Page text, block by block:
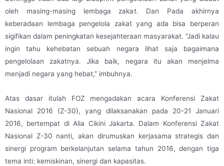
oleh masing-masing lembaga zakat. Dan Pada akhirnya
keberadaan lembaga pengelola zakat yang ada bisa berperan
sigifikan dalam peningkatan kesejahteraan masyarakat. “Jadi kalau
ingin tahu kehebatan sebuah negara lihat saja bagaimana
pengelolaan zakatnya. Jika baik, negara itu akan menjelma
menjadi negara yang hebat,” imbuhnya.
Atas dasar itulah FOZ mengadakan acara Konferensi Zakat
Nasional 2016 (Z-30), yang dilaksanakan pada 20-21 Januari
2016, bertempat di Alia Cikini Jakarta. Dalam Konferensi Zakat
Nasional Z-30 nanti, akan dirumuskan kerjasama strategis dan
sinergi program berkelanjutan selama tahun 2016, dengan tiga
tema inti: kemiskinan, sinergi dan kapasitas.